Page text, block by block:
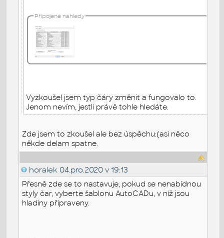
Připojené náhledy
Vyzkoušel jsem typ čáry změnit a fungovalo to.
Jenom nevím, jestli právě tohle hledáte.
Zde jsem to zkoušel ale bez úspěchu:(asi něco
někde delam spatne.
horalek 04.pro.2020 v 19:13
Přesně zde se to nastavuje, pokud se nenabídnou
styly čar, vyberte šablonu AutoCADu, v níž jsou
hladiny připraveny.